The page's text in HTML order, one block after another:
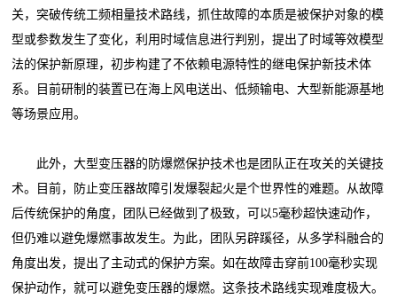
关，突破传统工频相量技术路线，抓住故障的本质是被保护对象的模
型或参数发生了变化，利用时域信息进行判别，提出了时域等效模型
法的保护新原理，初步构建了不依赖电源特性的继电保护新技术体
系。目前研制的装置已在海上风电送出、低频输电、大型新能源基地
等场景应用。
此外，大型变压器的防爆燃保护技术也是团队正在攻关的关键技
术。目前，防止变压器故障引发爆裂起火是个世界性的难题。从故障
后传统保护的角度，团队已经做到了极致，可以5毫秒超快速动作，
但仍难以避免爆燃事故发生。为此，团队另辟蹊径，从多学科融合的
角度出发，提出了主动式的保护方案。如在故障击穿前100毫秒实现
保护动作，就可以避免变压器的爆燃。这条技术路线实现难度极大。